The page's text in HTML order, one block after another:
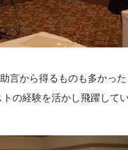
言から得るものも多かった
トの経験を活かし飛躍して